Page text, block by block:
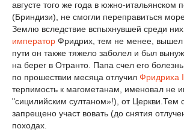
августе того же года в южно-итальянском
(Бриндизи), не смогли переправиться
Землю вследствие вспыхнувшей среди
император Фридрих, тем не менее,
пути он также тяжело заболел и был
на берег в Отранто. Папа счел его
по прошествии месяца отлучил Фридриха
терпимость к магометанам, именовал не
"сицилийским султаном»!), от
запрещено участ вовать (до снятия
походах.